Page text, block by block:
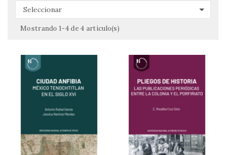
Seleccionar 
Mostrando 1-4 de 4 artículo(s)